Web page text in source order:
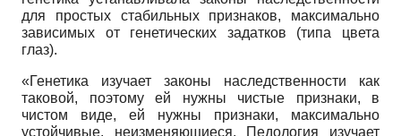
для простых стабильных признаков, максимально
зависимых от генетических задатков (типа цвета
глаз).
«Генетика изучает законы наследственности как
таковой, поэтому ей нужны чистые признаки, в
чистом виде, ей нужны признаки, максимально
устойчивые, неизменяющиеся. Педология изучает